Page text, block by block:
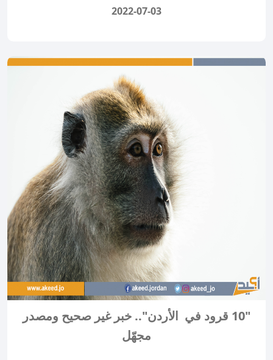
2022-07-03
"10 قرود في الأردن".. خبر غير صحيح ومصدر
مجهّل